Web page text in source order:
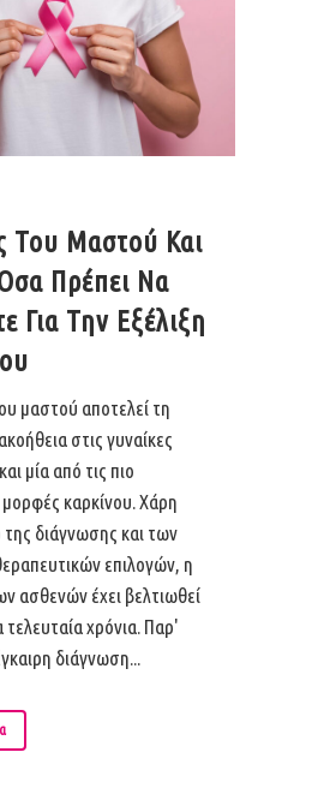
Του Μαστού Και
Πρέπει Να
Για Την Εξέλιξη
μαστού αποτελεί τη
στις γυναίκες
μία από τις πιο
καρκίνου. Χάρη
διάγνωσης και των
επιλογών, η
ασθενών έχει βελτιωθεί
τελευταία χρόνια. Παρ'
διάγνωση...